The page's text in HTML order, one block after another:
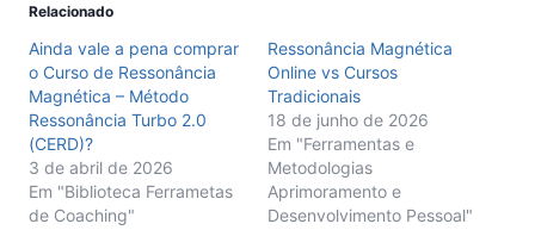
Relacionado
Ainda vale a pena comprar
o Curso de Ressonância
Magnética – Método
Ressonância Turbo 2.0
(CERD)?
3 de abril de 2026
Em "Biblioteca Ferrametas
de Coaching"
Ressonância Magnética
Online vs Cursos
Tradicionais
18 de junho de 2026
Em "Ferramentas e
Metodologias
Aprimoramento e
Desenvolvimento Pessoal"